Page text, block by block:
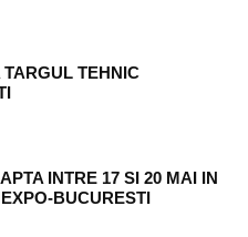
TEHNIC
INTRE 17 SI 20 MAI IN
BUCURESTI